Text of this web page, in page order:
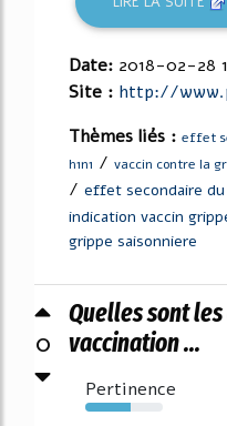
Date: 2018-02-28
Site : http://
Thèmes liés : effet
h1n1 / vaccin contre la
/ effet secondaire
indication vaccin
grippe saisonniere
0
Quelles sont
vaccination ...
Pertinence
58%